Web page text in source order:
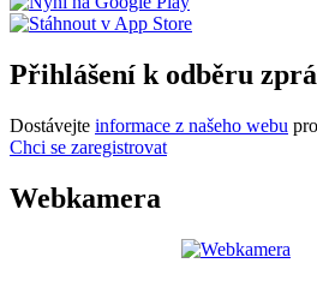
Přihlášení k odběru
Dostávejte informace z našeho webu
Chci se zaregistrovat
Webkamera